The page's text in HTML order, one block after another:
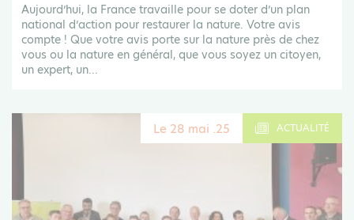
Aujourd’hui, la France travaille pour se doter d’un plan
national d’action pour restaurer la nature. Votre avis
compte ! Que votre avis porte sur la nature près de chez
vous ou la nature en général, que vous soyez un citoyen,
un expert, un...
Le 28 mai .25 ACTUALITÉ